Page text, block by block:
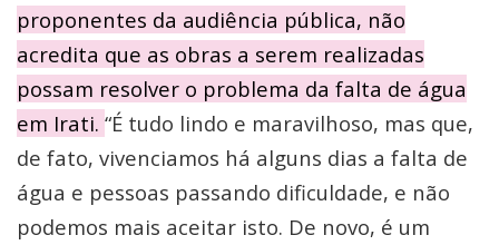
proponentes da audiência pública, não
acredita que as obras a serem realizadas
possam resolver o problema da falta de água
em Irati. “É tudo lindo e maravilhoso, mas que,
de fato, vivenciamos há alguns dias a falta de
água e pessoas passando dificuldade, e não
podemos mais aceitar isto. De novo, é um